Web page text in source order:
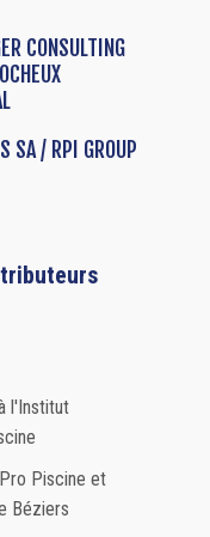
CONSULTING
SA / RPI GROUP
l'Institut
Piscine et
Béziers